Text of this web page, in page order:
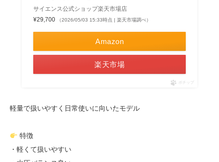
サイエンス公式ショップ楽天市場店
¥29,700
（2026/05/03 15:33時点 | 楽天市場調べ）
Amazon
楽天市場
ポチップ
軽量で扱いやすく日常使いに向いたモデル
特徴
・軽くて扱いやすい